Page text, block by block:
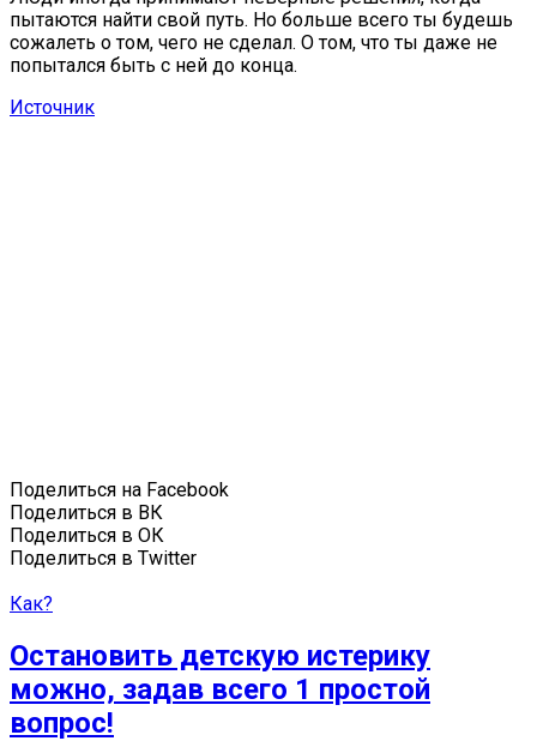
пытаются найти свой путь. Но больше всего ты будешь
сожалеть о том, чего не сделал. О том, что ты даже не
попытался быть с ней до конца.
Источник
Поделиться на Facebook
Поделиться в ВК
Поделиться в ОК
Поделиться в Twitter
Как?
Остановить детскую истерику
можно, задав всего 1 простой
вопрос!